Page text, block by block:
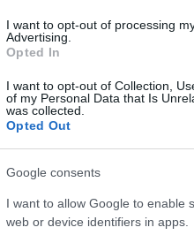
I want to opt-out of processing
Advertising.
Opted In
I want to opt-out of Collection,
of my Personal Data that Is
was collected.
Opted Out
Google consents
I want to allow Google to enable
web or device identifiers in apps.